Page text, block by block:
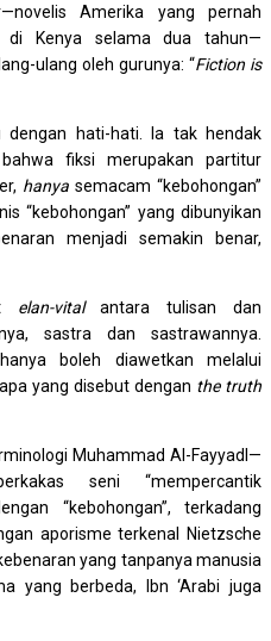
Amerika yang pernah
di Kenya selama dua tahun—
ulang oleh gurunya: “Fiction is
hati-hati. Ia tak hendak
fiksi merupakan partitur
hanya semacam “kebohongan”
“kebohongan” yang dibunyikan
menjadi semakin benar,
elan-vitalantara tulisan dan
sastra dan sastrawannya.
boleh diawetkan melalui
yang disebut dengan the truth
Muhammad Al-Fayyadl—
seni “mempercantik
“kebohongan”, terkadang
aporisme terkenal Nietzsche
yang tanpanya manusia
yang berbeda, Ibn ‘Arabi juga